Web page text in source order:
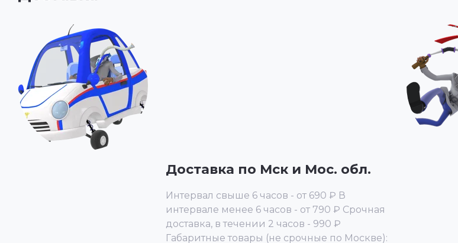
Доставка по Мск и Мос. обл.
Интервал свыше 6 часов - от 690 ₽ В
интервале менее 6 часов - от 790 ₽ Срочная
доставка, в течении 2 часов - 990 ₽
Габаритные товары (не срочные по Москве):